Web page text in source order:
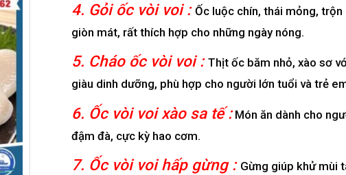
4. Gỏi ốc vòi voi : Ốc luộc chín, thái mỏng,
giòn mát, rất thích hợp cho những ngày nóng.
5. Cháo ốc vòi voi : Thịt ốc băm nhỏ, xào sơ
giàu dinh dưỡng, phù hợp cho người lớn tuổi và trẻ
6. Ốc vòi voi xào sa tế : Món ăn dành cho
đậm đà, cực kỳ hao cơm.
7. Ốc vòi voi hấp gừng : Gừng giúp khử mùi